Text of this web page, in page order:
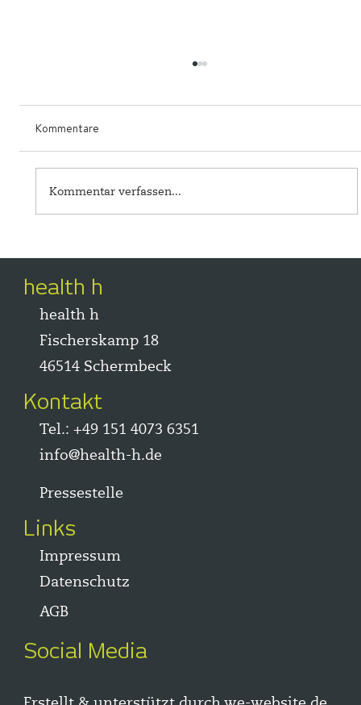
Kommentare
Kommentar verfassen...
health h
health h
Fischerskamp 18
46514 Schermbeck
Kontakt
Tel.: +49 151 4073 6351
info@health-h.de
Pressestelle
Links
Impressum
Datenschutz
AGB
Social Media